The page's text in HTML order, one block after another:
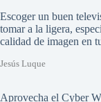
Escoger un buen
tomar a la ligera,
calidad de imagen en
Jesús Luque
Aprovecha el Cyber